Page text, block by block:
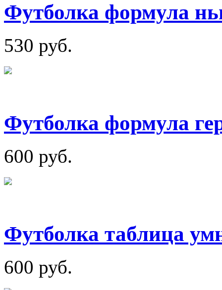
Футболка формула
530 руб.
Футболка формула
600 руб.
Футболка таблица
600 руб.